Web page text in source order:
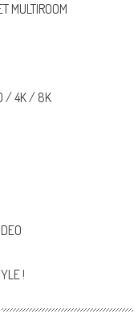
MULTIROOM
/ 4K / 8K
!